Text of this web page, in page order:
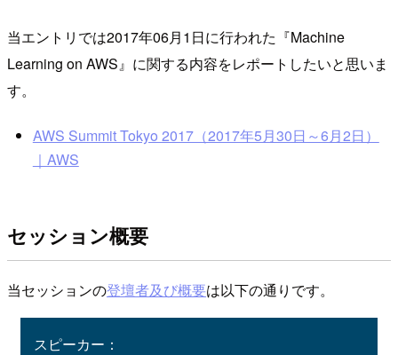
当エントリでは2017年06月1日に行われた『Machine
Learning on AWS』に関する内容をレポートしたいと思いま
す。
AWS Summit Tokyo 2017（2017年5月30日～6月2日）
｜AWS
セッション概要
当セッションの登壇者及び概要は以下の通りです。
スピーカー：